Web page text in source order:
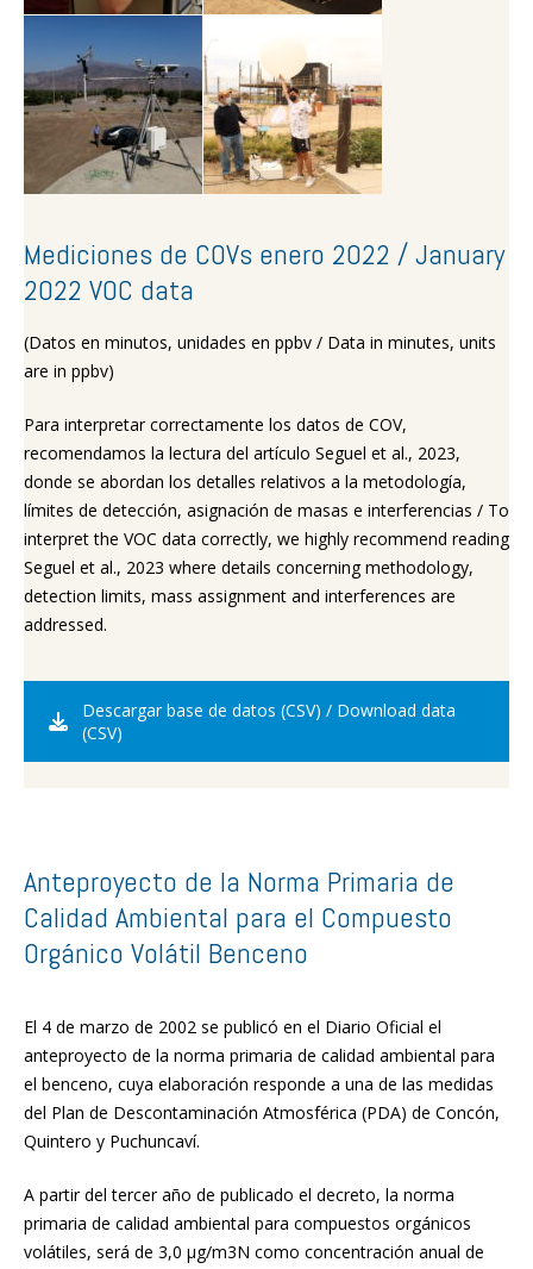
Mediciones de COVs enero 2022 / January
2022 VOC data
(Datos en minutos, unidades en ppbv / Data in minutes, units
are in ppbv)
Para interpretar correctamente los datos de COV,
recomendamos la lectura del artículo Seguel et al., 2023,
donde se abordan los detalles relativos a la metodología,
límites de detección, asignación de masas e interferencias / To
interpret the VOC data correctly, we highly recommend reading
Seguel et al., 2023 where details concerning methodology,
detection limits, mass assignment and interferences are
addressed.
Descargar base de datos (CSV) / Download data
(CSV)
Anteproyecto de la Norma Primaria de
Calidad Ambiental para el Compuesto
Orgánico Volátil Benceno
El 4 de marzo de 2002 se publicó en el Diario Oficial el
anteproyecto de la norma primaria de calidad ambiental para
el benceno, cuya elaboración responde a una de las medidas
del Plan de Descontaminación Atmosférica (PDA) de Concón,
Quintero y Puchuncaví.
A partir del tercer año de publicado el decreto, la norma
primaria de calidad ambiental para compuestos orgánicos
volátiles, será de 3,0 µg/m3N como concentración anual de